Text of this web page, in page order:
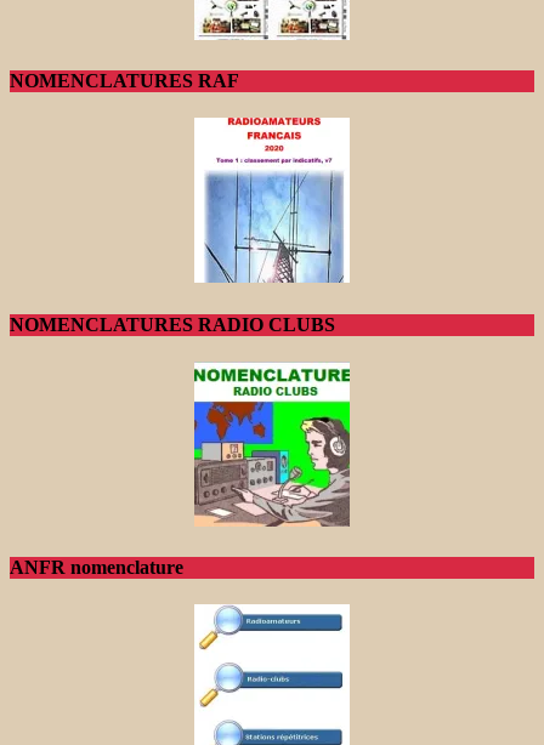
NOMENCLATURES RAF
NOMENCLATURES RADIO CLUBS
ANFR nomenclature